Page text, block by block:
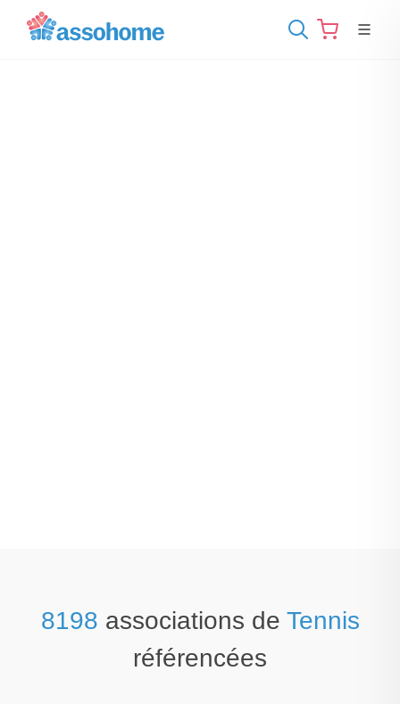
8198 associations de Tennis
référencées